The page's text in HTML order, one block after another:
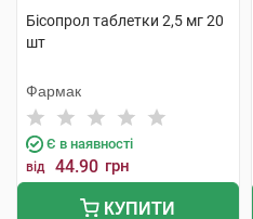
Бісопрол таблетки 2,5 мг 20
шт
Фармак
Є в наявності
від 44.90 грн
КУПИТИ